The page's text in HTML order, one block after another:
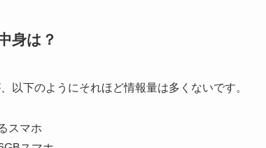
身は？
以下のようにそれほど情報量は多くないです。
スマホ